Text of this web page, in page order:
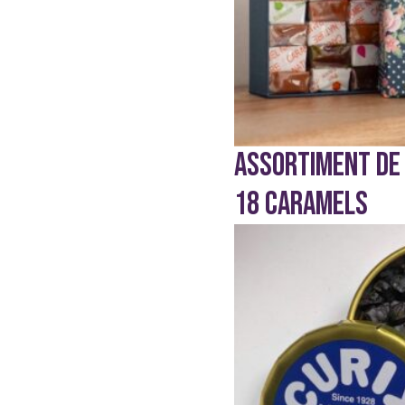
ASSORTIMENT DE
18 CARAMELS